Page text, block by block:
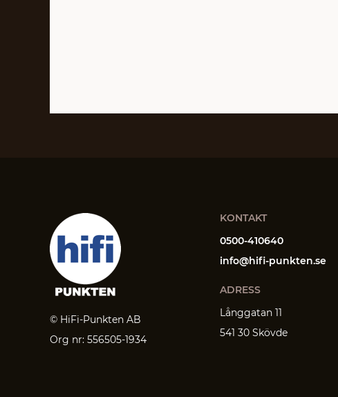
© HiFi-Punkten AB
Org nr: 556505-1934
KONTAKT
0500-410640
info@hifi-punkten.se
ADRESS
Långgatan 11
541 30 Skövde